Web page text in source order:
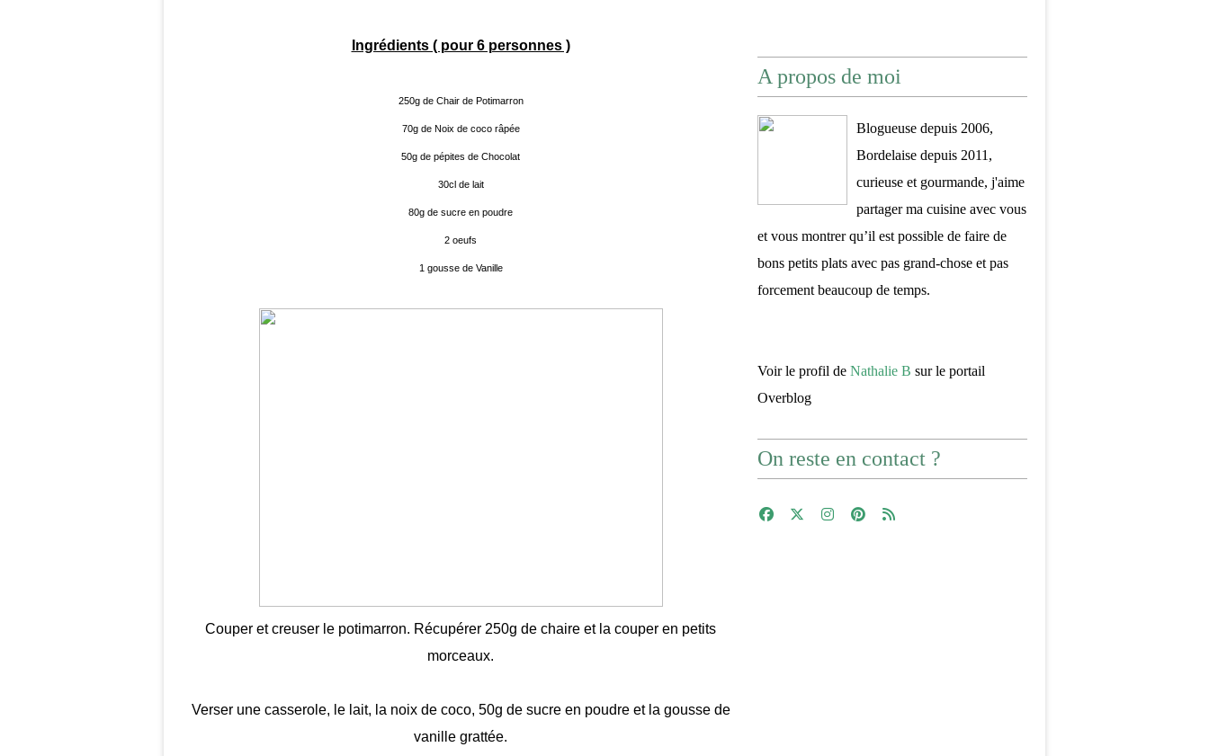
Ingrédients ( pour 6 personnes )
250g de Chair de Potimarron
70g de Noix de coco râpée
50g de pépites de Chocolat
30cl de lait
80g de sucre en poudre
2 oeufs
1 gousse de Vanille
Couper et creuser le potimarron. Récupérer 250g de chaire et la couper en petits
morceaux.
Verser une casserole, le lait, la noix de coco, 50g de sucre en poudre et la gousse de
vanille grattée.
A propos de moi
Blogueuse depuis 2006,
Bordelaise depuis 2011,
curieuse et gourmande, j'aime
partager ma cuisine avec vous
et vous montrer qu’il est possible de faire de
bons petits plats avec pas grand-chose et pas
forcement beaucoup de temps.
Voir le profil de Nathalie B sur le portail
Overblog
On reste en contact ?